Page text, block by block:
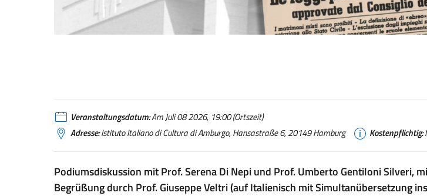
Veranstaltungsdatum:Am Juli 08 2026, 19:00 (Ortszeit)
Adresse:Istituto Italiano di Cultura di Amburgo, Hansastraße 6, 20149 Hamburg Kostenpflichtig:
Podiumsdiskussion mit Prof. Serena Di Nepi und Prof. Umberto Gentiloni Silveri,
Begrüßung durch Prof. Giuseppe Veltri (auf Italienisch mit Simultanübersetzung